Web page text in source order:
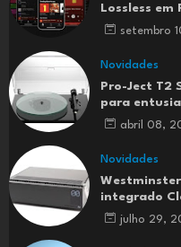
Lossless
setembro
Novidades
Pro-Ject T2
para
abril 08,
Novidades
integrado
julho 29,